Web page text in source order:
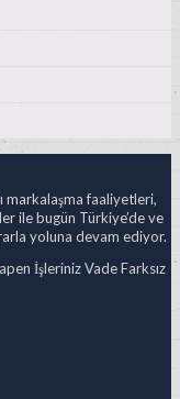
markalaşma faaliyetleri,
ile bugün Türkiye’de ve
yoluna devam ediyor.
İşleriniz Vade Farksız